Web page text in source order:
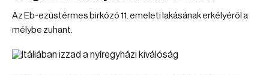
Az Eb-ezüstérmes birkózó 11. emeleti lakásának erkélyéről a
mélybe zuhant.